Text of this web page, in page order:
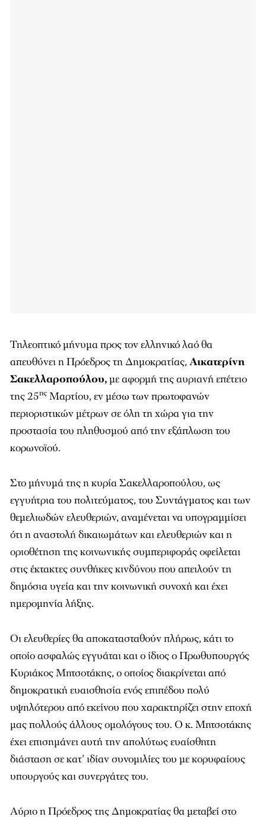
Τηλεοπτικό μήνυμα προς τον ελληνικό λαό θα
απευθύνει η Πρόεδρος τη Δημοκρατίας, Αικατερίνη
Σακελλαροπούλου,με αφορμή της αυριανή επέτειο
της 25ης Μαρτίου, εν μέσω των πρωτοφανών
περιοριστικών μέτρων σε όλη τη χώρα για την
προστασία του πληθυσμού από την εξάπλωση του
κορωνοϊού.
Στο μήνυμά της η κυρία Σακελλαροπούλου, ως
εγγυήτρια του πολιτεύματος, του Συντάγματος και των
θεμελιωδών ελευθεριών, αναμένεται να υπογραμμίσει
ότι η αναστολή δικαιωμάτων και ελευθεριών και η
οριοθέτηση της κοινωνικής συμπεριφοράς οφείλεται
στις έκτακτες συνθήκες κινδύνου που απειλούν τη
δημόσια υγεία και την κοινωνική συνοχή και έχει
ημερομηνία λήξης.
Οι ελευθερίες θα αποκατασταθούν πλήρως, κάτι το
οποίο ασφαλώς εγγυάται και ο ίδιος ο Πρωθυπουργός
Κυριάκος Μητσοτάκης, ο οποίος διακρίνεται από
δημοκρατική ευαισθησία ενός επιπέδου πολύ
υψηλότερου από εκείνου που χαρακτηρίζει στην εποχή
μας πολλούς άλλους ομολόγους του. Ο κ. Μητσοτάκης
έχει επισημάνει αυτή την απολύτως ευαίσθητη
διάσταση σε κατ’ ιδίαν συνομιλίες του με κορυφαίους
υπουργούς και συνεργάτες του.
Αύριο η Πρόεδρος της Δημοκρατίας θα μεταβεί στο